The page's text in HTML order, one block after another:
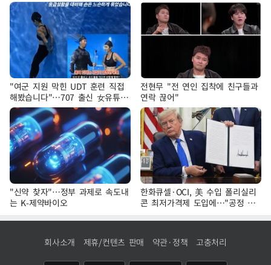
"여군 지원 막힌 UDT 훈련 직접
해봤습니다"…707 출신 女유튜버
'완벽 소화'
전현무 "전 연인 집착에 친구들과
연락 끊어"
"신약 찾자"…정부 과제로 속도내
는 K-제약바이오
한화큐셀·OCI, 美 수입 폴리실리
콘 최저가격제 도입에…"공정 경
쟁·수익성 개선 환영"
회사소개 제휴/컨텐츠 판매 약관·정책 고충처리